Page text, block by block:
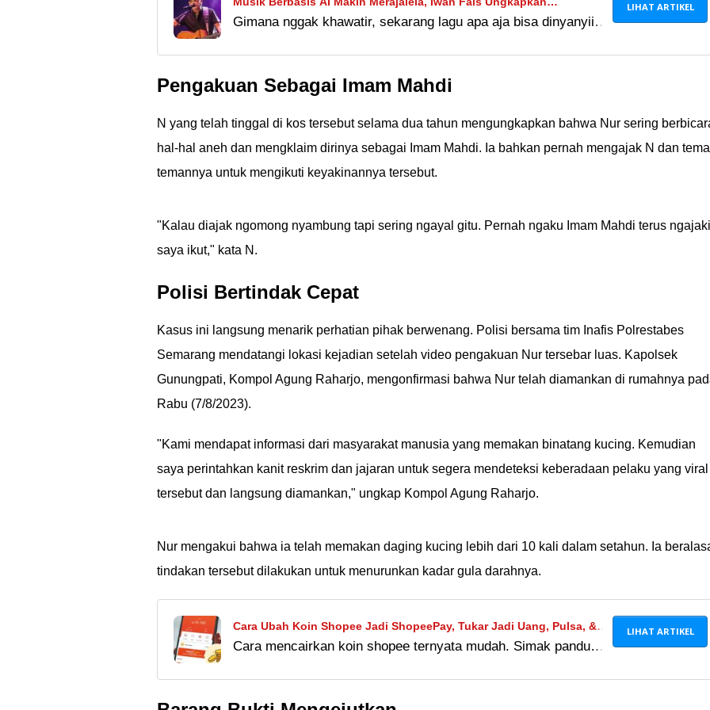
Kekhawatiran: Terlalu Gampang, Takutnya Orang Malas
Gimana nggak khawatir, sekarang lagu apa aja bisa dinyanyiin
LIHAT ARTIKEL
Pengakuan Sebagai Imam Mahdi
N yang telah tinggal di kos tersebut selama dua tahun mengungkapkan bahwa Nur sering
hal-hal aneh dan mengklaim dirinya sebagai Imam Mahdi. Ia bahkan pernah mengajak N dan
temannya untuk mengikuti keyakinannya tersebut.
"Kalau diajak ngomong nyambung tapi sering ngayal gitu. Pernah ngaku Imam Mahdi terus
saya ikut," kata N.
Polisi Bertindak Cepat
Kasus ini langsung menarik perhatian pihak berwenang. Polisi bersama tim Inafis Polrestabes
Semarang mendatangi lokasi kejadian setelah video pengakuan Nur tersebar luas. Kapolsek
Gunungpati, Kompol Agung Raharjo, mengonfirmasi bahwa Nur telah diamankan di rumahnya
Rabu (7/8/2023).
"Kami mendapat informasi dari masyarakat manusia yang memakan binatang kucing. Kemudian
saya perintahkan kanit reskrim dan jajaran untuk segera mendeteksi keberadaan pelaku yang viral
tersebut dan langsung diamankan," ungkap Kompol Agung Raharjo.
Nur mengakui bahwa ia telah memakan daging kucing lebih dari 10 kali dalam setahun. Ia
tindakan tersebut dilakukan untuk menurunkan kadar gula darahnya.
Cara Ubah Koin Shopee Jadi ShopeePay, Tukar Jadi Uang, Pulsa, &
Voucher Belanja!
Cara mencairkan koin shopee ternyata mudah. Simak panduan
LIHAT ARTIKEL